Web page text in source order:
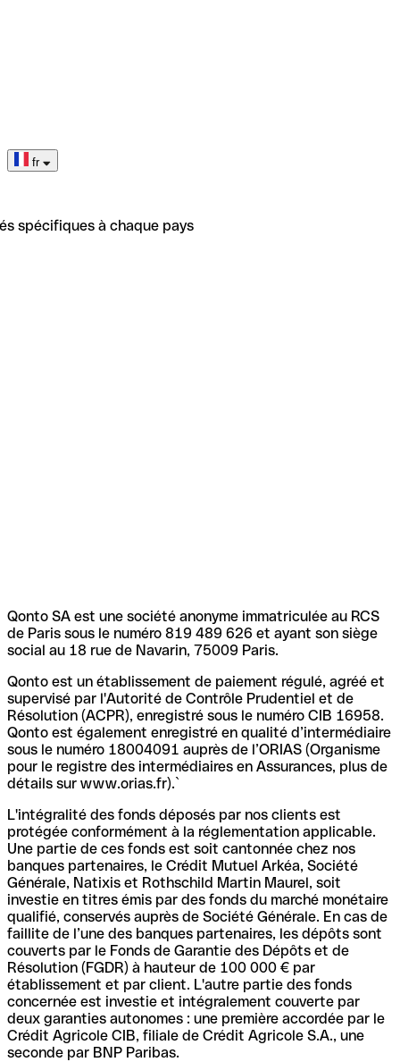
fr
spécifiques à chaque pays
Qonto SA est une société anonyme immatriculée au RCS
de Paris sous le numéro 819 489 626 et ayant son siège
social au 18 rue de Navarin, 75009 Paris.
Qonto est un établissement de paiement régulé, agréé et
supervisé par l'Autorité de Contrôle Prudentiel et de
Résolution (ACPR), enregistré sous le numéro CIB 16958.
Qonto est également enregistré en qualité d’intermédiaire
sous le numéro 18004091 auprès de l’ORIAS (Organisme
pour le registre des intermédiaires en Assurances, plus de
détails sur www.orias.fr).`
L'intégralité des fonds déposés par nos clients est
protégée conformément à la réglementation applicable.
Une partie de ces fonds est soit cantonnée chez nos
banques partenaires, le Crédit Mutuel Arkéa, Société
Générale, Natixis et Rothschild Martin Maurel, soit
investie en titres émis par des fonds du marché monétaire
qualifié, conservés auprès de Société Générale. En cas de
faillite de l’une des banques partenaires, les dépôts sont
couverts par le Fonds de Garantie des Dépôts et de
Résolution (FGDR) à hauteur de 100 000 € par
établissement et par client. L'autre partie des fonds
concernée est investie et intégralement couverte par
deux garanties autonomes : une première accordée par le
Crédit Agricole CIB, filiale de Crédit Agricole S.A., une
seconde par BNP Paribas.